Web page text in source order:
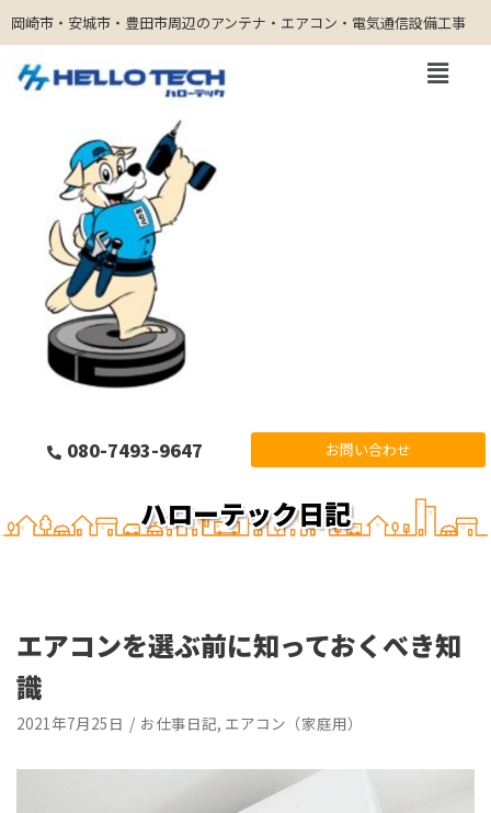
コ
ン
岡崎市・安城市・豊田市周辺のアンテナ・エアコン・電気通信設備工事
080-7493-9647 お問い合わせ
ハローテック日記
エアコンを選ぶ前に知っておくべき知
識
2021年7月25日 お仕事日記, エアコン（家庭用）